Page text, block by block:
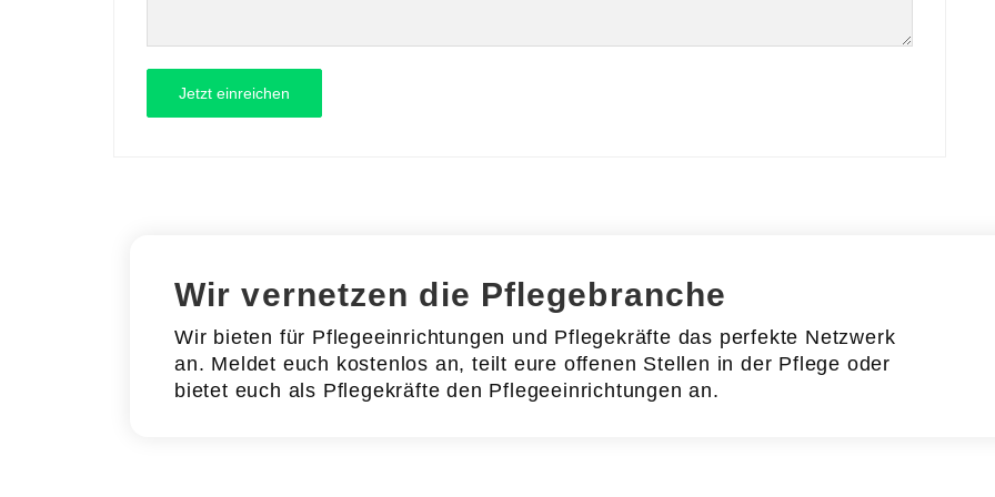
Wir vernetzen die Pflegebranche
Wir bieten für Pflegeeinrichtungen und Pflegekräfte das perfekte Netzwerk
an. Meldet euch kostenlos an, teilt eure offenen Stellen in der Pflege oder
bietet euch als Pflegekräfte den Pflegeeinrichtungen an.